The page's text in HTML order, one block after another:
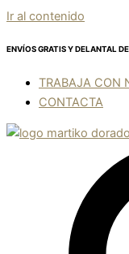
Ir al contenido
ENVÍOS GRATIS Y DELANTAL
TRABAJA CON
CONTACTA